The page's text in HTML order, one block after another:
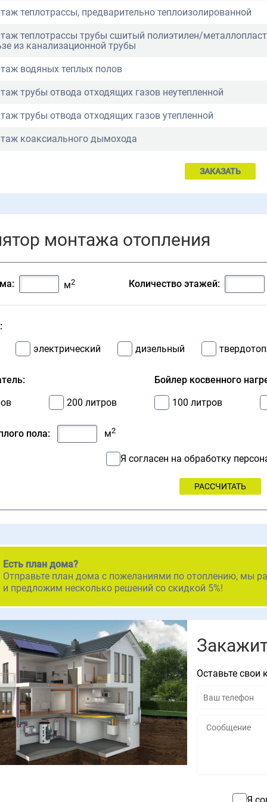
теплотрассы, предварительно теплоизолированной
теплотрассы трубы сшитый полиэтилен/
из канализационной трубы
водяных теплых полов
трубы отвода отходящих газов неутепленной
трубы отвода отходящих газов утепленной
коаксиального дымохода
ЗАКАЗАТЬ
монтажа отопления
м2 Количество этажей:
электрический дизельный
200 литров
Бойлер косвенного
100 литров
пола: м2
Я согласен на обработку
Есть план дома?
Отправьте план дома с пожеланиями по отоплению, мы
и предложим несколько решений со скидкой 5%!
Оставьте свои